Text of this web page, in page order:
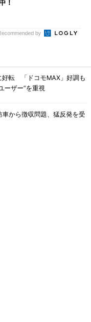
！
by
好転 「ドコモMAX」好調も
ーザー”を重視
から徴収問題、猛反発を受